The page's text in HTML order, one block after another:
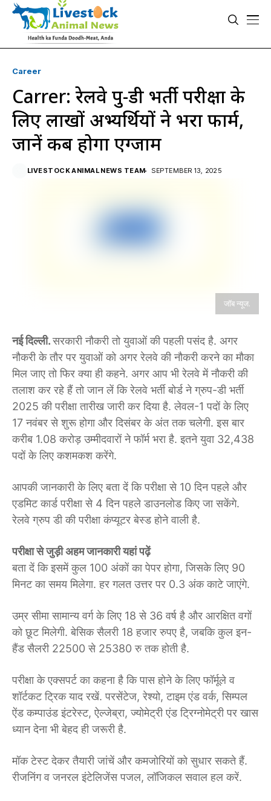
Career
Carrer: रेलवे ग्रुप-डी भर्ती परीक्षा के
लिए लाखों अभ्यर्थियों ने भरा फार्म,
जानें कब होगा एग्जाम
LIVESTOCK ANIMAL NEWS TEAM SEPTEMBER 13, 2025
जॉब न्यूज.
नई दिल्ली.सरकारी नौकरी तो युवाओं की पहली पसंद है. अगर
नौकरी के तौर पर युवाओं को अगर रेलवे की नौकरी करने का मौका
मिल जाए तो फिर क्या ही कहने. अगर आप भी रेलवे में नौकरी की
तलाश कर रहे हैं तो जान लें कि रेलवे भर्ती बोर्ड ने ग्रुप-डी भर्ती
2025 की परीक्षा तारीख जारी कर दिया है. लेवल-1 पदों के लिए
17 नवंबर से शुरू होगा और दिसंबर के अंत तक चलेगी. इस बार
करीब 1.08 करोड़ उम्मीदवारों ने फॉर्म भरा है. इतने युवा 32,438
पदों के लिए कशमकश करेंगे.
आपकी जानकारी के लिए बता दें कि परीक्षा से 10 दिन पहले और
एडमिट कार्ड परीक्षा से 4 दिन पहले डाउनलोड किए जा सकेंगे.
रेलवे ग्रुप डी की परीक्षा कंप्यूटर बेस्ड होने वाली है.
परीक्षा से जुड़ी अहम जानकारी यहां पढ़ें
बता दें कि इसमें कुल 100 अंकों का पेपर होगा, जिसके लिए 90
मिनट का समय मिलेगा. हर गलत उत्तर पर 0.3 अंक काटे जाएंगे.
उम्र सीमा सामान्य वर्ग के लिए 18 से 36 वर्ष है और आरक्षित वगों
को छूट मिलेगी. बेसिक सैलरी 18 हजार रुपए है, जबकि कुल इन-
हैंड सैलरी 22500 से 25380 रु तक होती है.
परीक्षा के एक्सपर्ट का कहना है कि पास होने के लिए फॉर्मूले व
शॉर्टकट ट्रिक याद रखें. परसेंटेज, रेश्यो, टाइम एंड वर्क, सिम्पल
ऐंड कम्पाउंड इंटरेस्ट, ऐल्जेब्रा, ज्योमेट्री एंड ट्रिग्नोमेट्री पर खास
ध्यान देना भी बेहद ही जरूरी है.
मॉक टेस्ट देकर तैयारी जांचें और कमजोरियों को सुधार सकते हैं.
रीजनिंग व जनरल इंटेलिजेंस पजल, लॉजिकल सवाल हल करें.